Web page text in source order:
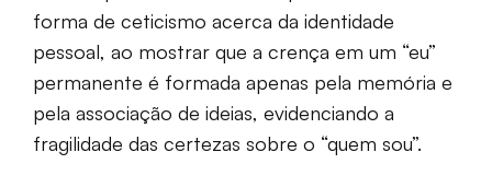
forma de ceticismo acerca da identidade
pessoal, ao mostrar que a crença em um “eu”
permanente é formada apenas pela memória e
pela associação de ideias, evidenciando a
fragilidade das certezas sobre o “quem sou”.